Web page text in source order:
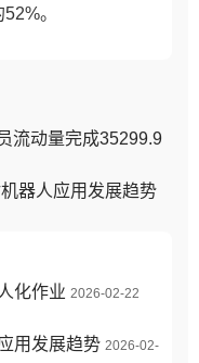
。
流动量完成35299.9
器人应用发展趋势
化作业 2026-02-22
用发展趋势 2026-02-